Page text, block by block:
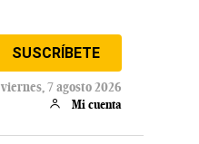
SUSCRÍBETE
viernes, 7 agosto 2026
Mi cuenta